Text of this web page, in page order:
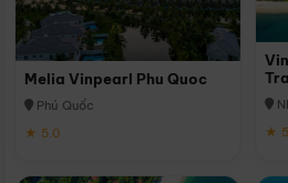
Melia Vinpearl Phu Quoc
Phú Quốc
★ 5.0
★